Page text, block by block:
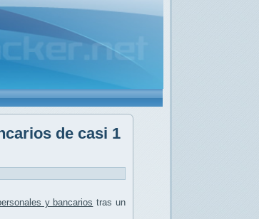
de casi 1
y bancarios tras un